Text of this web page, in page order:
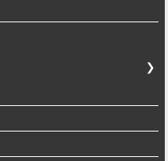
❯